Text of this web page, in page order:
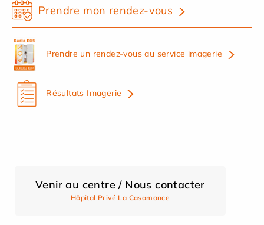
Prendre mon rendez-vous
Prendre un rendez-vous au service imagerie
Résultats Imagerie
Venir au centre / Nous contacter
Hôpital Privé La Casamance